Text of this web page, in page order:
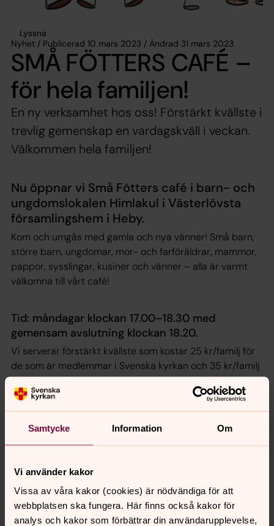
Samtycke Information Om
Vi använder kakor
Vissa av våra kakor (cookies) är nödvändiga för att
webbplatsen ska fungera. Här finns också kakor för
analys och kakor som förbättrar din användarupplevelse,
Lyssna
Nyhet / Publicerad 10 mars 2023 / Ändrad 31 mars 2023
SMÅ FÖTTERS CAFÉ –
för hela familjen!
En ny verksamhet hos oss! Förstärkt kvällste i
trevlig gemenskap en vardagskväll i veckan.
Välkommen hela familjen!
Nu öppnar vi Små Fötters café i barn- och
ungdomslokalen Himlakul i Västerlövsta
församlingshem i Heby.
Kom och umgås med gamla och nya vänner! Små barn,
större barn, ungdomar, mor- och farföräldrar, mammor,
pappor, sysslingar, kusiner och vänner – alla är varmt
välkomna till vårt café!
Tid: måndagar klockan 17.00–18.30 med
gemensam avslutning klockan 18.20.
Vi serverar förstärkt kvällste som kostar 25 kr/familj för
de som är medlemmar i Svenska kyrkan och 35 kr/familj
för icke medlemmar.
Adressen är Skolgatan 4, 744 31 Heby.
Ansvarig ledare är Malin Ekstam,
Synpunkter eller frågor på sidans
innehåll?